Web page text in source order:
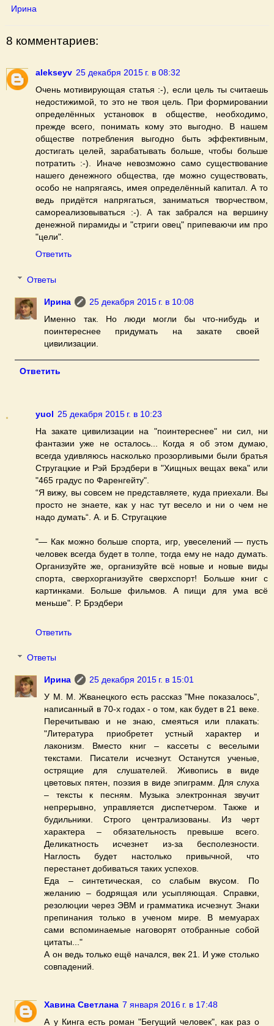
Ирина
8 комментариев:
alekseyv 25 декабря 2015 г. в 08:32
Очень мотивирующая статья :-), если цель ты считаешь
недостижимой, то это не твоя цель. При формировании
определённых установок в обществе, необходимо,
прежде всего, понимать кому это выгодно. В нашем
обществе потребления выгодно быть эффективным,
достигать целей, зарабатывать больше, чтобы больше
потратить :-). Иначе невозможно само существование
нашего денежного общества, где можно существовать,
особо не напрягаясь, имея определённый капитал. А то
ведь придётся напрягаться, заниматься творчеством,
самореализовываться :-). А так забрался на вершину
денежной пирамиды и "стриги овец" припеваючи им про
"цели".
Ответить
Ответы
Ирина
25 декабря 2015 г. в 10:08
Именно так. Но люди могли бы что-нибудь и
поинтереснее придумать на закате своей
цивилизации.
Ответить
yuol 25 декабря 2015 г. в 10:23
На закате цивилизации на "поинтереснее" ни сил, ни
фантазии уже не осталось... Когда я об этом думаю,
всегда удивляюсь насколько прозорливыми были братья
Стругацкие и Рэй Брэдбери в "Хищных вещах века" или
"465 градус по Фаренгейту".
“Я вижу, вы совсем не представляете, куда приехали. Вы
просто не знаете, как у нас тут весело и ни о чем не
надо думать“. А. и Б. Стругацкие
"— Как можно больше спорта, игр, увеселений — пусть
человек всегда будет в толпе, тогда ему не надо думать.
Организуйте же, организуйте всё новые и новые виды
спорта, сверхорганизуйте сверхспорт! Больше книг с
картинками. Больше фильмов. А пищи для ума всё
меньше". Р. Брэдбери
Ответить
Ответы
Ирина
25 декабря 2015 г. в 15:01
У М. М. Жванецкого есть рассказ "Мне показалось",
написанный в 70-х годах - о том, как будет в 21 веке.
Перечитываю и не знаю, смеяться или плакать:
"Литература приобретет устный характер и
лаконизм. Вместо книг – кассеты с веселыми
текстами. Писатели исчезнут. Останутся ученые,
острящие для слушателей. Живопись в виде
цветовых пятен, поэзия в виде эпиграмм. Для слуха
– тексты к песням. Музыка электронная звучит
непрерывно, управляется диспетчером. Также и
будильники. Строго централизованы. Из черт
характера – обязательность превыше всего.
Деликатность исчезнет из-за бесполезности.
Наглость будет настолько привычной, что
перестанет добиваться таких успехов.
Еда – синтетическая, со слабым вкусом. По
желанию – бодрящая или усыпляющая. Справки,
резолюции через ЭВМ и грамматика исчезнут. Знаки
препинания только в ученом мире. В мемуарах
сами вспоминаемые наговорят отобранные собой
цитаты..."
А он ведь только ещё начался, век 21. И уже столько
совпадений.
Хавина Светлана 7 января 2016 г. в 17:48
А у Кинга есть роман "Бегущий человек", как раз о